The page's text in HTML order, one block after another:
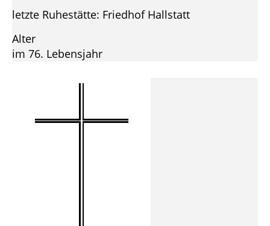
letzte Ruhestätte: Friedhof Hallstatt
Alter
im 76. Lebensjahr